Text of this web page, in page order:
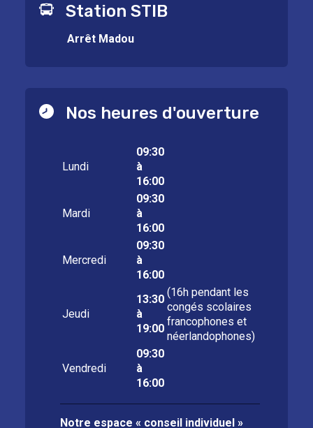
Station STIB
Arrêt Madou
Nos heures d'ouverture
Lundi
09:30
à
16:00
Mardi
09:30
à
16:00
Mercredi
09:30
à
16:00
Jeudi
13:30
à
19:00
(16h pendant les
congés scolaires
francophones et
néerlandophones)
Vendredi
09:30
à
16:00
Notre espace « conseil individuel »